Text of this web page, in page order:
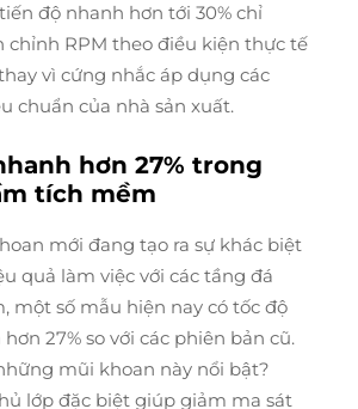
độ nhanh hơn tới 30% chỉ
chỉnh RPM theo điều kiện thực tế
vì cứng nhắc áp dụng các
chuẩn của nhà sản xuất.
hơn 27% trong
tích mềm
mới đang tạo ra sự khác biệt
quả làm việc với các tầng đá
một số mẫu hiện nay có tốc độ
27% so với các phiên bản cũ.
mũi khoan này nổi bật?
lớp đặc biệt giúp giảm ma sát